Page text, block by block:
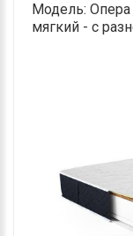
Модель:
мягкий - с